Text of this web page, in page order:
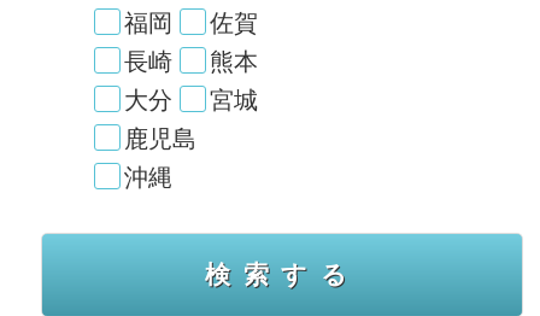
福岡
佐賀
長崎
熊本
大分
宮城
鹿児島
沖縄